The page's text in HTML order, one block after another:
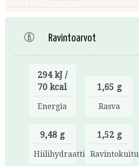
Ravintoarvot
294 kJ /
70 kcal
Energia
1,65 g
Rasva
9,48 g
Hiilihydraatti
1,52 g
Ravintokuitu